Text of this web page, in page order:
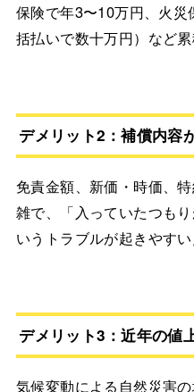
保険で年3〜10万円、火
括払いで数十万円）など
デメリット2：補償内容
免責金額、新価・時価、
雑で、「入っていたつも
いうトラブルが起きやす
デメリット3：近年の値
気候変動による自然災害